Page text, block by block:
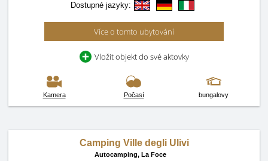
Dostupné jazyky:
Více o tomto ubytování
Vložit objekt do své aktovky
Kamera Počasí bungalovy
Camping Ville degli Ulivi
Autocamping, La Foce